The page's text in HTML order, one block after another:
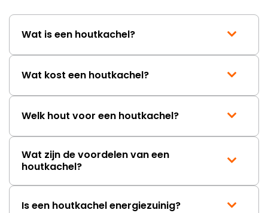
Wat is een houtkachel?
Wat kost een houtkachel?
Welk hout voor een houtkachel?
Wat zijn de voordelen van een
houtkachel?
Is een houtkachel energiezuinig?